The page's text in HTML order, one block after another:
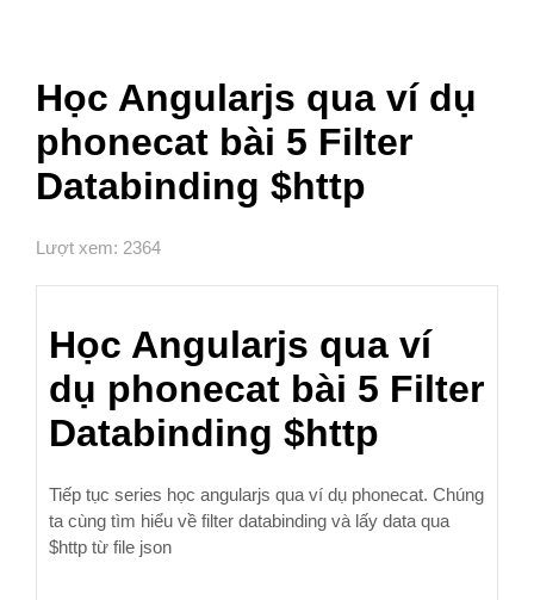
Học Angularjs qua ví dụ
phonecat bài 5 Filter
Databinding $http
Lượt xem: 2364
Học Angularjs qua ví
dụ phonecat bài 5 Filter
Databinding $http
Tiếp tục series học angularjs qua ví dụ phonecat. Chúng
ta cùng tìm hiểu về filter databinding và lấy data qua
$http từ file json